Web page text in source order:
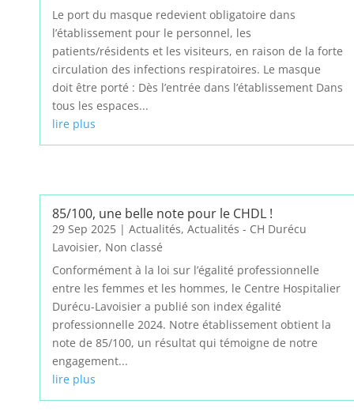
Le port du masque redevient obligatoire dans
l’établissement pour le personnel, les
patients/résidents et les visiteurs, en raison de la forte
circulation des infections respiratoires. Le masque
doit être porté : Dès l’entrée dans l’établissement Dans
tous les espaces...
lire plus
85/100, une belle note pour le CHDL !
29 Sep 2025 | Actualités, Actualités - CH Durécu
Lavoisier, Non classé
Conformément à la loi sur l’égalité professionnelle
entre les femmes et les hommes, le Centre Hospitalier
Durécu-Lavoisier a publié son index égalité
professionnelle 2024. Notre établissement obtient la
note de 85/100, un résultat qui témoigne de notre
engagement...
lire plus